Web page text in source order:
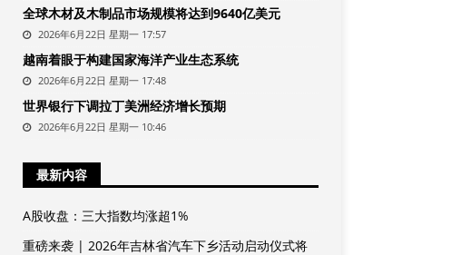
全球木材及木制品市场规模将达到9640亿美元
2026年6月22日 星期一 17:57
越南着眼于构建国家海洋产业生态系统
2026年6月22日 星期一 17:48
世界银行下调拉丁美洲经济增长预期
2026年6月22日 星期一 10:46
最新内容
A股收盘：三大指数均涨超1%
重磅来袭 | 2026年吉林省汽车下乡活动启动仪式将